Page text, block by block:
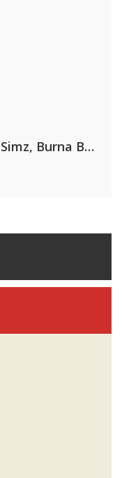
Coldplay ft. Little Simz, Burna Boy, Elyanna & Tini